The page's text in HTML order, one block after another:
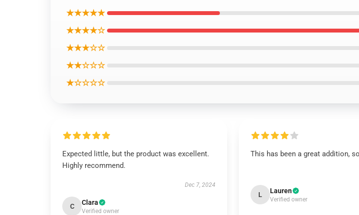
★★★★★
★★★★☆
★★★☆☆
★★☆☆☆
★☆☆☆☆
Expected little, but the product was excellent.
Highly recommend.
Dec 7, 2024
C Clara
Verified owner
This has been a great addition,
L Lauren
Verified owner